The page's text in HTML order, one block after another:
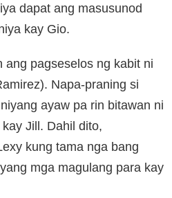
dapat ang masusunod
kay Gio.
ang pagseselos ng kabit ni
Napa-praning si
ayaw pa rin bitawan ni
Jill. Dahil dito,
kung tama nga bang
mga magulang para kay